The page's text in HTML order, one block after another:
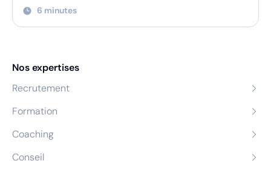
6 minutes
Nos expertises
Recrutement
Formation
Coaching
Conseil